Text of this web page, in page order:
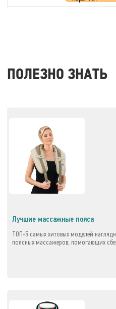
ПОЛЕЗНО ЗНАТЬ
Лучшие массажные пояса
ТОП-5 самых хитовых моделей
поясных массажеров, помогающих